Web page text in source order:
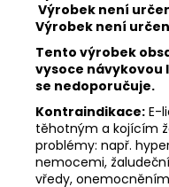
Výrobek není
Výrobek není
Tento výrobek
vysoce návykovou
se nedoporučuje.
Kontraindikace: E-
těhotným a kojícím
problémy: např.
nemocemi,
vředy,